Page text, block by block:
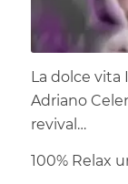
La dolce
Adriano
revival…
100% Relax